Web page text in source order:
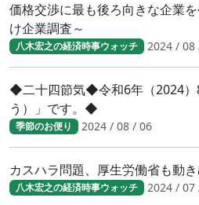
価格交渉に最も後ろ向きな企業
け企業調査～
八木宏之の経済時事ウォッチ 2024 / 08
◆二十四節気◆令和6年（2024）
う）」です。◆
季節のお便り 2024 / 08 / 06
カスハラ問題、厚生労働省も動
八木宏之の経済時事ウォッチ 2024 / 07